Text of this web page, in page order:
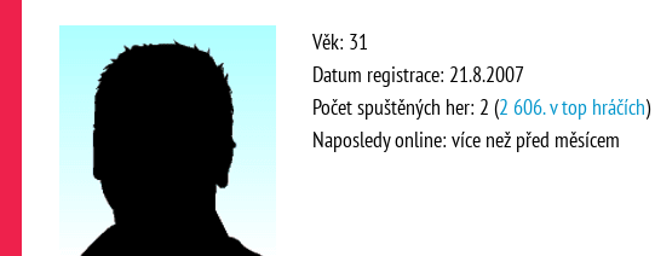
Věk: 31
Datum registrace: 21.8.2007
Počet spuštěných her: 2 (2 606. v top hráčích)
Naposledy online: více než před měsícem